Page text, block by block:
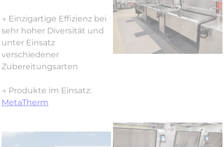
→ Einzigartige Effizienz bei
sehr hoher Diversität und
unter Einsatz
verschiedener
Zubereitungsarten
→ Produkte im Einsatz:
MetaTherm